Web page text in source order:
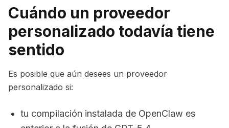
Cuándo un proveedor
personalizado todavía tiene
sentido
Es posible que aún desees un proveedor
personalizado si:
tu compilación instalada de OpenClaw es